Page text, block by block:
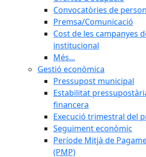
Convocatòries de
Premsa/Comunicació
Cost de les campanyes
institucional
Més...
Gestió econòmica
Pressupost municipal
Estabilitat
financera
Execució trimestral del
Seguiment econòmic
Període Mitjà de
(PMP)